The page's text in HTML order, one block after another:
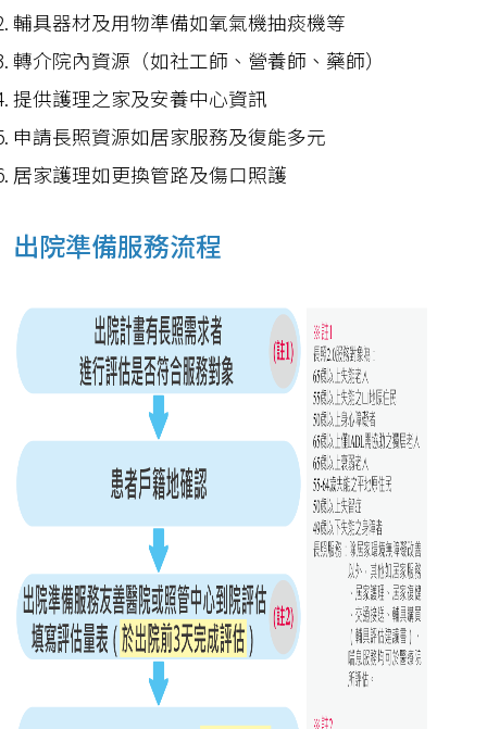
輔具器材及用物準備如氧氣機抽痰機等
轉介院內資源（如社工師、營養師、藥師）
提供護理之家及安養中心資訊
申請長照資源如居家服務及復能多元
居家護理如更換管路及傷口照護
出院準備服務流程